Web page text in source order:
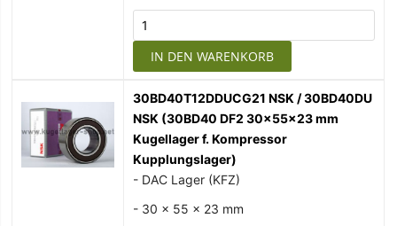
IN DEN WARENKORB
30BD40T12DDUCG21 NSK / 30BD40DU
NSK (30BD40 DF2 30x55x23 mm
Kugellager f. Kompressor
Kupplungslager)
- DAC Lager (KFZ)
- 30 x 55 x 23 mm